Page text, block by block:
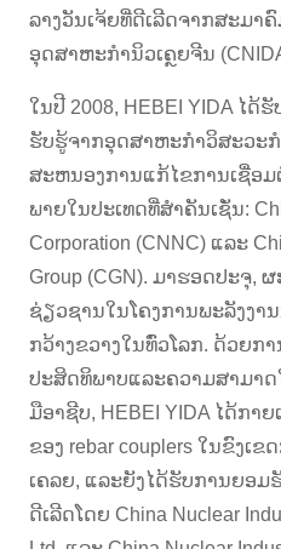
ລາງວັນເຈ້ຍທີ່ດີເລີດຈາກສະມ
ອຸດສາຫະກໍານິວເຄຼຍຈີນ
ໃນປີ 2008, HEBEI YIDA ໄດ້
ຮັບຮູ້ຈາກອຸດສາຫະກໍາວິສະວະ
ສະຫນອງການແກ້ໄຂການເຊື່ອ
ພາຍໃນປະເທດທີ່ສໍາຄັນເຊັ່ນ:
Corporation (CNNC) ແລະ
Group (CGN). ມາຮອດປະຈຸ,
ຊ່ຽວຊານໃນໂຄງການພະລັງງາ
ກວ້າງຂວາງໃນທົ່ວໂລກ. ດ້ວຍ
ປະສິດທິພາບແລະຄວາມສາມາ
ມືອາຊີບ, HEBEI YIDA ໄດ້ກ
ຂອງ rebar couplers ໃນຂົງເ
ເຄລຍ, ແລະຍັງໄດ້ຮັບການຍອມ
ດີເລີດໂດຍ China Nuclear